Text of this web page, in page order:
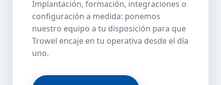
Implantación, formación, integraciones o
configuración a medida: ponemos
nuestro equipo a tu disposición para que
Trowel encaje en tu operativa desde el día
uno.